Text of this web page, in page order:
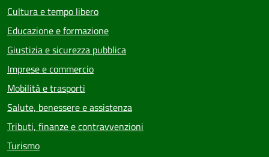
Cultura e tempo libero
Educazione e formazione
Giustizia e sicurezza pubblica
Imprese e commercio
Mobilità e trasporti
Salute, benessere e assistenza
Tributi, finanze e contravvenzioni
Turismo